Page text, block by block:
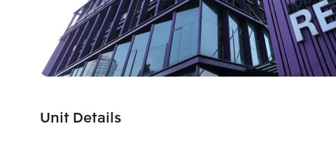
Unit Details